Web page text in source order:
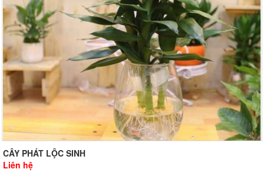
CÂY PHÁT LỘC SINH
Liên hệ